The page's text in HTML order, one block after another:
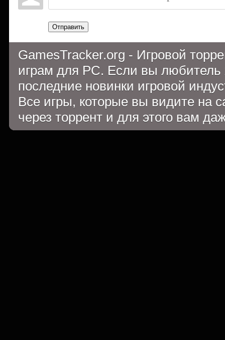
Отправить
GamesTracker.org - Игровой
играм для PC. Если вы
последние новинки игровой
Все игры, которые вы видите на
через торрент и для этого вам